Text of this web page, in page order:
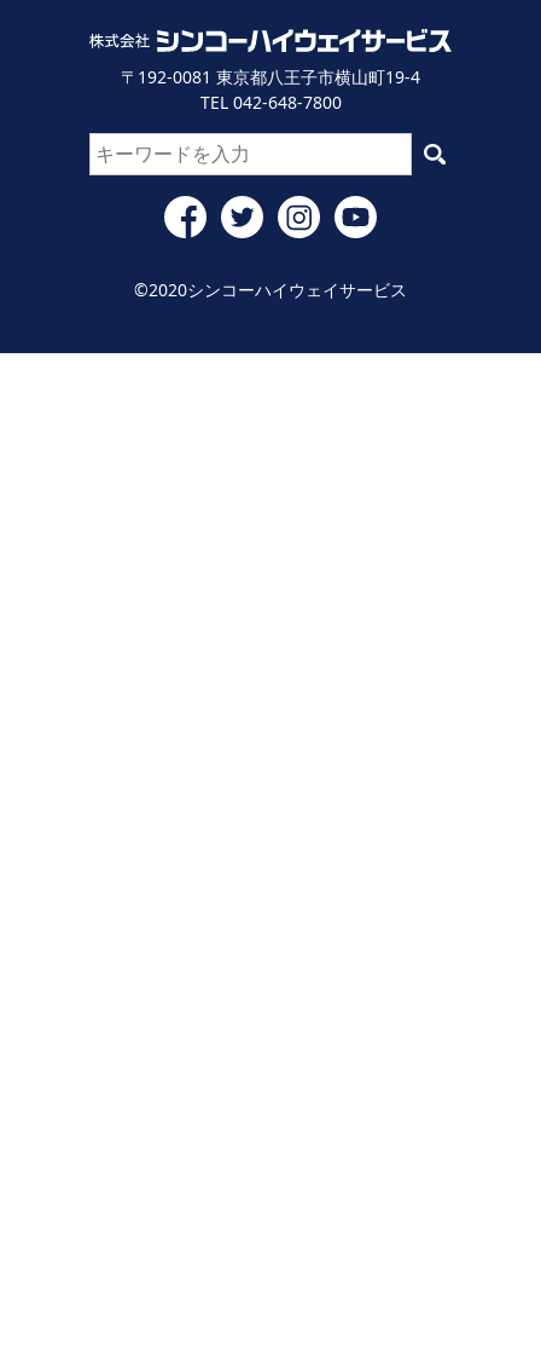
〒192-0081 東京都八王子市横山町19-4
TEL 042-648-7800
©2020シンコーハイウェイサービス